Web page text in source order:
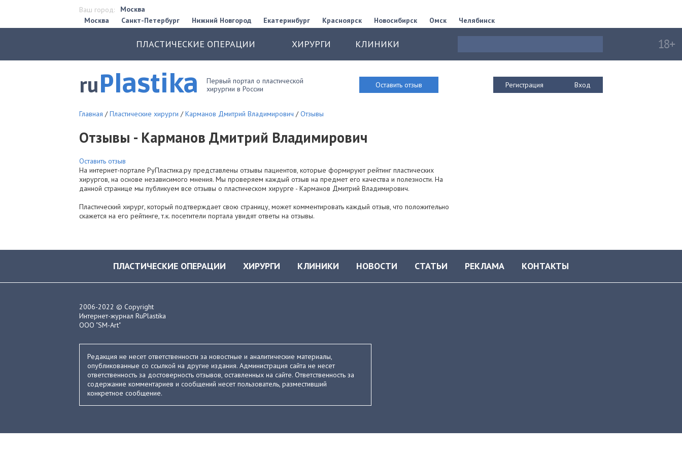
Ваш город:
Москва
Москва
Санкт-Петербург Нижний Новгород Екатеринбург Красноярск Новосибирск Омск Челябинск
ПЛАСТИЧЕСКИЕ ОПЕРАЦИИ ХИРУРГИ КЛИНИКИ
ruPlastika
Первый портал о пластической
хирургии в России
Оставить отзыв Регистрация Вход
Главная / Пластические хирурги / Карманов Дмитрий Владимирович / Отзывы
Отзывы - Карманов Дмитрий Владимирович
Оставить отзыв
На интернет-портале РуПластика.ру представлены отзывы пациентов, которые формируют рейтинг пластических
хирургов, на основе независимого мнения. Мы проверяем каждый отзыв на предмет его качества и полезности. На
данной странице мы публикуем все отзывы о пластическом хирурге - Карманов Дмитрий Владимирович.
Пластический хирург, который подтверждает свою страницу, может комментировать каждый отзыв, что положительно
скажется на его рейтинге, т.к. посетители портала увидят ответы на отзывы.
ПЛАСТИЧЕСКИЕ ОПЕРАЦИИ ХИРУРГИ КЛИНИКИ НОВОСТИ СТАТЬИ РЕКЛАМА КОНТАКТЫ
2006-2022 © Copyright
Интернет-журнал RuPlastika
ООО "SM-Art"
Редакция не несет ответственности за новостные и аналитические материалы,
опубликованные со ссылкой на другие издания. Администрация сайта не несет
ответственность за достоверность отзывов, оставленных на сайте. Ответственность за
содержание комментариев и сообщений несет пользователь, разместивший
конкретное сообщение.